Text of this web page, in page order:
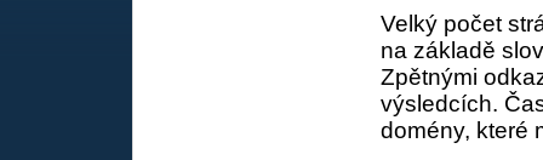
Velký počet
na základě
Zpětnými
výsledcích.
domény, které